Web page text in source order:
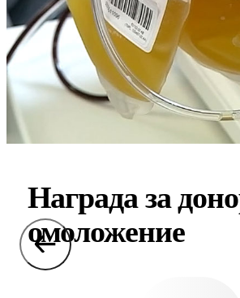
Награда за
омоложение